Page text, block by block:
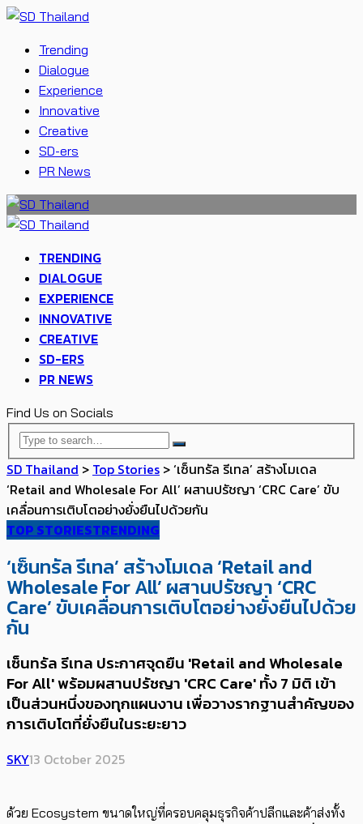
Trending
Dialogue
Experience
Innovative
Creative
SD-ers
PR News
TRENDING
DIALOGUE
EXPERIENCE
INNOVATIVE
CREATIVE
SD-ERS
PR NEWS
Find Us on Socials
SD Thailand > Top Stories >‘เซ็นทรัล รีเทล’ สร้างโมเดล
‘Retail and Wholesale For All’ ผสานปรัชญา ‘CRC Care’ ​ขับ
เคลื่อนการเติบโตอย่างยั่งยืนไปด้วยกัน
TOP STORIESTRENDING
‘เซ็นทรัล รีเทล’ สร้างโมเดล ‘Retail and
Wholesale For All’ ผสานปรัชญา ‘CRC
Care’ ​ขับเคลื่อนการเติบโตอย่างยั่งยืนไปด้วย
กัน
เซ็นทรัล รีเทล ประกาศจุดยืน 'Retail and Wholesale
For All' พร้อมผสานปรัชญา 'CRC Care' ทั้ง 7 มิติ เข้า
เป็นส่วนหนึ่งของทุกแผนงาน เพื่อวางรากฐานสำคัญของ
การเติบโตที่ยั่งยืนในระยะยาว
SKY13 October 2025
ด้วย Ecosystem ขนาดใหญ่ที่ครอบคลุมธุรกิจค้าปลีกและค้าส่งทั้ง